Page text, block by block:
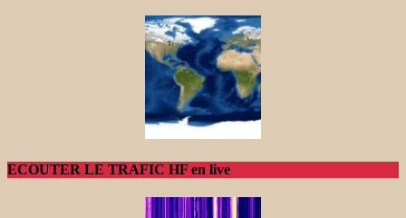
ECOUTER LE TRAFIC HF en live